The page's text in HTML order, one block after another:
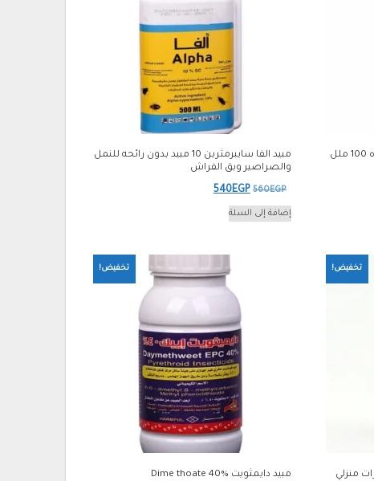
مبيد الفا تشينو 10% بدون رائحه عبوه 100 ملل
مبيد الفا سايبرمثرين 10 مبيد بدون رائحه للنمل
والصراصير وبق الفراش
560EGP
السعر
الأصلي
540EGP
السعر
إضافة إلى السلة
تخفيض!
حشرات منزلي
تخفيض!
مبيد دايمثويت Dime thoate 40%